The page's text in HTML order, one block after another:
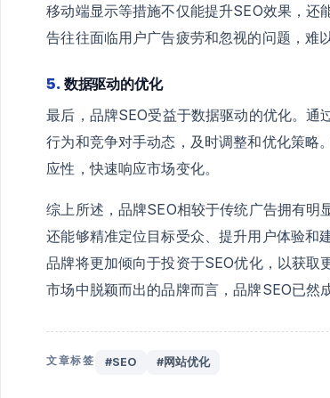
移动端显示等措施不仅能提升SEO效果，
告往往面临用户广告疲劳和忽视的问题，难
5. 数据驱动的优化
最后，品牌SEO受益于数据驱动的优化。通
行为和竞争对手动态，及时调整和优化策略
应性，快速响应市场变化。
综上所述，品牌SEO相较于传统广告拥有明
还能够精准定位目标受众、提升用户体验和
品牌将更加倾向于投资于SEO优化，以获
市场中脱颖而出的品牌而言，品牌SEO已然
文章标签 #SEO #网站优化